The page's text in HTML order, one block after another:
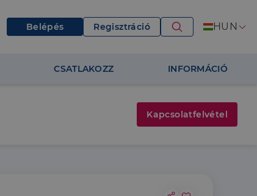
Belépés Regisztráció HUN
CSATLAKOZZ INFORMÁCIÓ
Kapcsolatfelvétel